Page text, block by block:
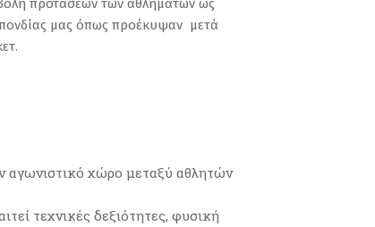
προτάσεων των αθλημάτων ως
μας όπως προέκυψαν μετά
αγωνιστικό χώρο μεταξύ αθλητών
τεχνικές δεξιότητες, φυσική